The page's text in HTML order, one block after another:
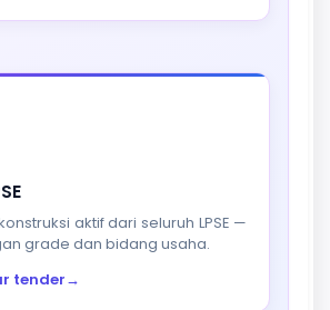
aktif dari seluruh LPSE —
grade dan bidang usaha.
tender→